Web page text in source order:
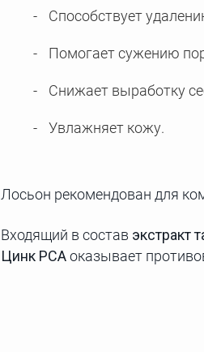
Способствует
Помогает сужению
Снижает выработку
Увлажняет кожу.
Лосьон рекомендован для
Входящий в состав экстракт
Цинк РСАоказывает